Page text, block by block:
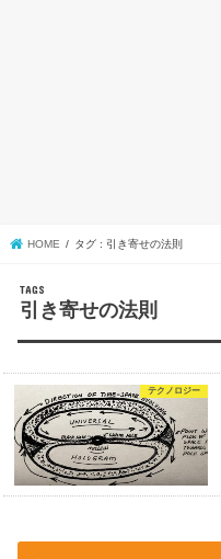
HOME タグ : 引き寄せの法則
引き寄せの法則
テクノロジー